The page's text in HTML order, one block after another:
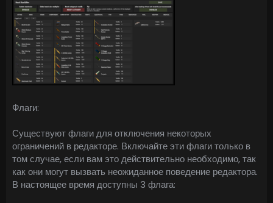
Флаги:
Существуют флаги для отключения некоторых
ограничений в редакторе. Включайте эти флаги только в
том случае, если вам это действительно необходимо, так
как они могут вызвать неожиданное поведение редактора.
В настоящее время доступны 3 флага: